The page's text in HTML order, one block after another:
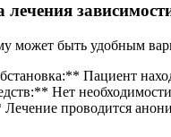
может быть удобным
Пациент
Нет
проводится